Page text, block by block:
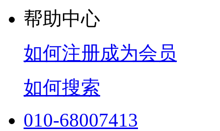
帮助中心
如何注册成为会员
如何搜索
010-68007413